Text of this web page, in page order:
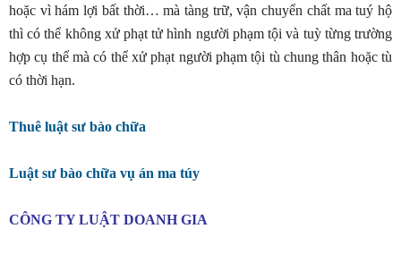
hoặc vì hám lợi bất thời… mà tàng trữ, vận chuyển chất ma tuý hộ
thì có thể không xử phạt tử hình người phạm tội và tuỳ từng trường
hợp cụ thể mà có thể xử phạt người phạm tội tù chung thân hoặc tù
có thời hạn.
Thuê luật sư bào chữa
Luật sư bào chữa vụ án ma túy
CÔNG TY LUẬT DOANH GIA